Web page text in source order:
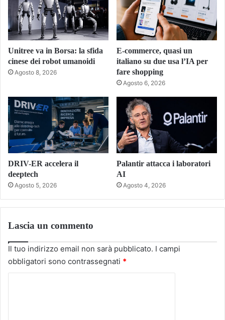
Unitree va in Borsa: la sfida
cinese dei robot umanoidi
Agosto 8, 2026
E-commerce, quasi un
italiano su due usa l’IA per
fare shopping
Agosto 6, 2026
DRIV-ER accelera il
deeptech
Agosto 5, 2026
Palantir attacca i laboratori
AI
Agosto 4, 2026
Lascia un commento
Il tuo indirizzo email non sarà pubblicato. I campi
obbligatori sono contrassegnati *